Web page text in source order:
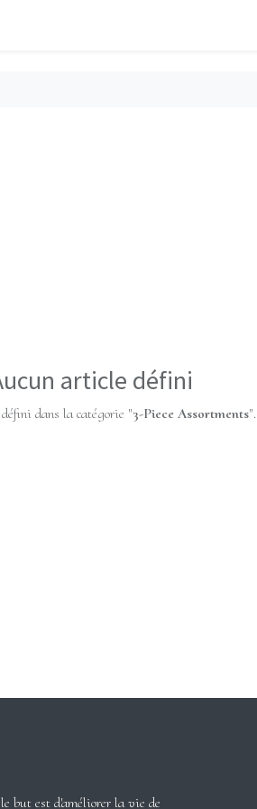
article défini
dans la catégorie "3-Piece Assortments".
but est d'améliorer la vie de